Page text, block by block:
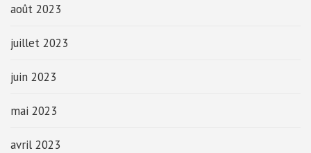
août 2023
juillet 2023
juin 2023
mai 2023
avril 2023